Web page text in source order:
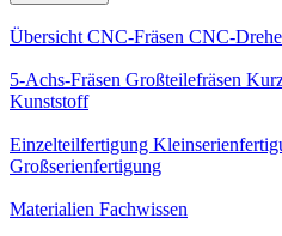
Übersicht CNC-Fräsen CNC-
5-Achs-Fräsen Großteilefräsen
Kunststoff
Einzelteilfertigung
Großserienfertigung
Materialien Fachwissen